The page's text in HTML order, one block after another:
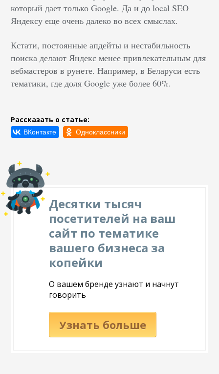
который дает только Google. Да и до local SEO
Яндексу еще очень далеко во всех смыслах.
Кстати, постоянные апдейты и нестабильность
поиска делают Яндекс менее привлекательным для
вебмастеров в рунете. Например, в Беларуси есть
тематики, где доля Google уже более 60%.
Рассказать о статье:
Десятки тысяч
посетителей на ваш
сайт по тематике
вашего бизнеса за
копейки
О вашем бренде узнают и начнут
говорить
Узнать больше